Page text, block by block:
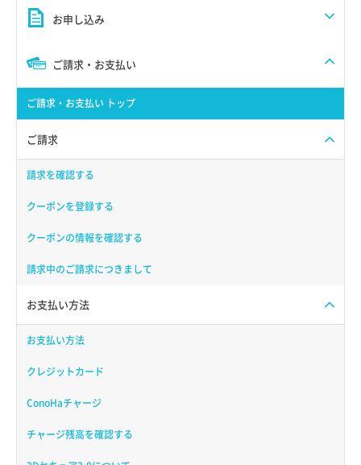
お申し込み
ご請求・お支払い
ご請求・お支払い トップ
ご請求
請求を確認する
クーポンを登録する
クーポンの情報を確認する
請求中のご請求につきまして
お支払い方法
お支払い方法
クレジットカード
ConoHaチャージ
チャージ残高を確認する